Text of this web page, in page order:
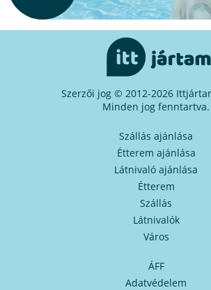
Szerzői jog © 2012-2026
Minden jog fenntartva.
Szállás ajánlása
Étterem ajánlása
Látnivaló ajánlása
Étterem
Szállás
Látnivalók
Város
ÁFF
Adatvédelem